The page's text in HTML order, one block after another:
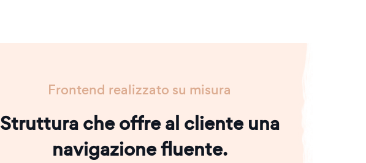
Frontend realizzato su misura
Struttura che offre al cliente una
navigazione fluente.